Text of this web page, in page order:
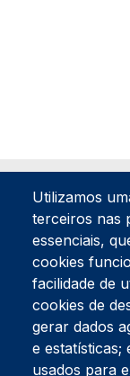
Tel:234 390 100
Endereço Postal
Apartado 42
Rua Gil Eanes 31
Utilizamos
terceiros nas
essenciais,
cookies
facilidade de
cookies de
gerar dados
e estatísticas;
usados para